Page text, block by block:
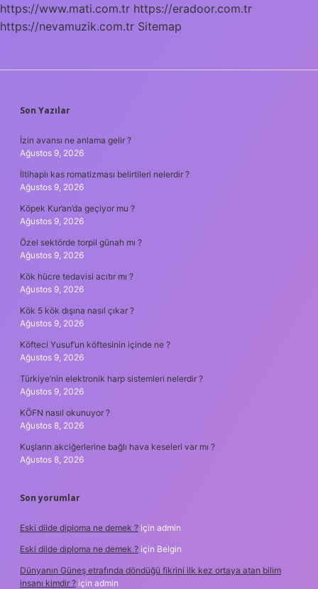
tok
karnına
https://www.mati.com.tr https://eradoor.com.tr
https://nevamuzik.com.tr Sitemap
SIDEBAR
Son Yazılar
İzin avansı ne anlama gelir ?
Ağustos 9, 2026
İltihaplı kas romatizması belirtileri nelerdir ?
Ağustos 9, 2026
Köpek Kur’an’da geçiyor mu ?
Ağustos 9, 2026
Özel sektörde torpil günah mı ?
Ağustos 9, 2026
Kök hücre tedavisi acıtır mı ?
Ağustos 9, 2026
Kök 5 kök dışına nasıl çıkar ?
Ağustos 9, 2026
Köfteci Yusuf’un köftesinin içinde ne ?
Ağustos 9, 2026
Türkiye’nin elektronik harp sistemleri nelerdir ?
Ağustos 9, 2026
KÖFN nasıl okunuyor ?
Ağustos 8, 2026
Kuşların akciğerlerine bağlı hava keseleri var mı ?
Ağustos 8, 2026
Son yorumlar
Eski dilde diploma ne demek ? için admin
Eski dilde diploma ne demek ? için Belgin
Dünyanın Güneş etrafında döndüğü fikrini ilk kez ortaya atan bilim
insanı kimdir ? için admin